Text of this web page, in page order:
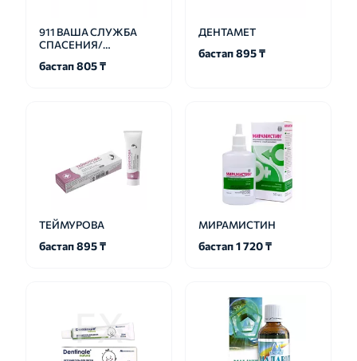
911 ВАША СЛУЖБА
СПАСЕНИЯ/
ПОМОЩЬ
бастап 805 ₸
ДЕНТАМЕТ
бастап 895 ₸
ТЕЙМУРОВА
бастап 895 ₸
МИРАМИСТИН
бастап 1 720 ₸